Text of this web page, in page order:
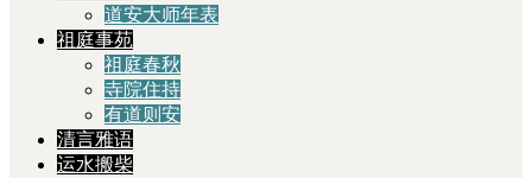
道安大师年表
祖庭事苑
祖庭春秋
寺院住持
有道则安
清言雅语
运水搬柴